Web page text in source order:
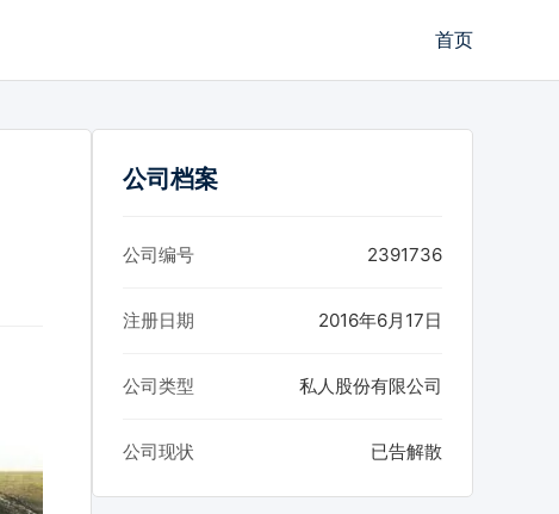
首页
公司档案
公司编号 2391736
注册日期 2016年6月17日
公司类型 私人股份有限公司
公司现状 已告解散